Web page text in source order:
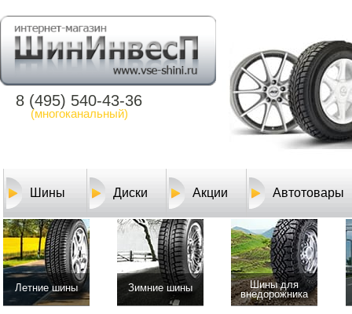
8 (495) 540-43-36
(многоканальный)
Шины Диски Акции Автотовары
Летние шины Зимние шины
Шины для
внедорожника